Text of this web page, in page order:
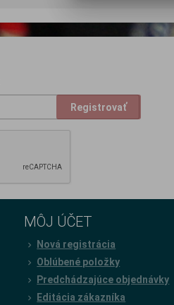
Registrovať
MÔJ ÚČET
Nová registrácia
Oblúbené položky
Predchádzajúce objednávky
Editácia zákazníka